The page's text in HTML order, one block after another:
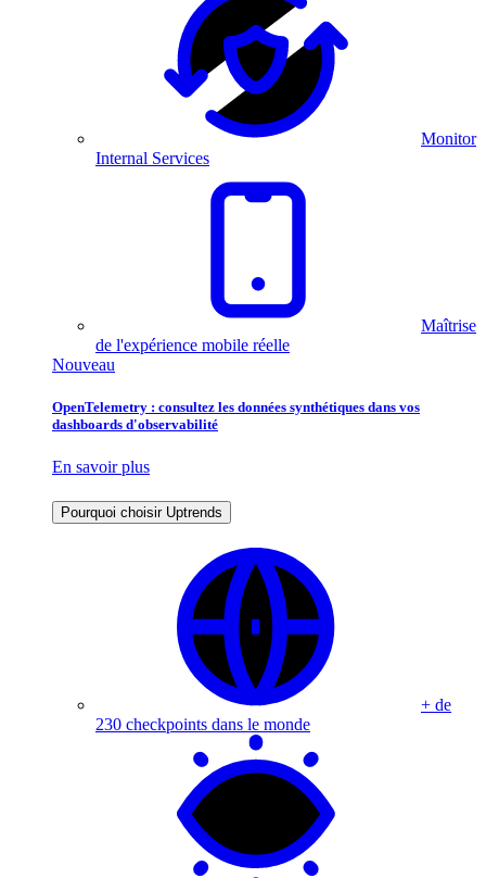
Monitor
Internal Services
Maîtrise
de l'expérience mobile réelle
Nouveau
OpenTelemetry : consultez les données synthétiques dans vos
dashboards d'observabilité
En savoir plus
Pourquoi choisir Uptrends
+ de
230 checkpoints dans le monde